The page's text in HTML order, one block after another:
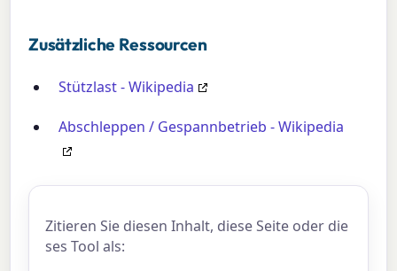
Zusätzliche Ressourcen
Stützlast - Wikipedia
Abschleppen / Gespannbetrieb - Wikipedia
Zitieren Sie diesen Inhalt, diese Seite oder die
ses Tool als: